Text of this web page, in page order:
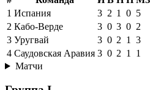
1 Испания 3 2 1 0 5
2 Кабо-Верде 3 0 3 0 2
3 Уругвай 3 0 2 1 3
4 Саудовская Аравия 3 0 2 1 1
Матчи